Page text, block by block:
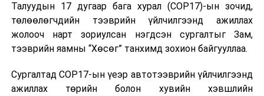
ӨМНӨХ МЭДЭЭ
Баян-Өлгий аймгийн Цэнгэл суманд цасны зуузан 1-10
см байна
Талуудын 17 дугаар бага хурал (COP17)-ын зочид,
төлөөлөгчдийн тээврийн үйлчилгээнд ажиллах
жолооч нарт зориулсан нэгдсэн сургалтыг Зам,
тээврийн яамны “Хөсөг” танхимд зохион байгууллаа.
Сургалтад COP17-ын үеэр автотээврийн үйлчилгээнд
ажиллах төрийн болон хувийн хэвшлийн